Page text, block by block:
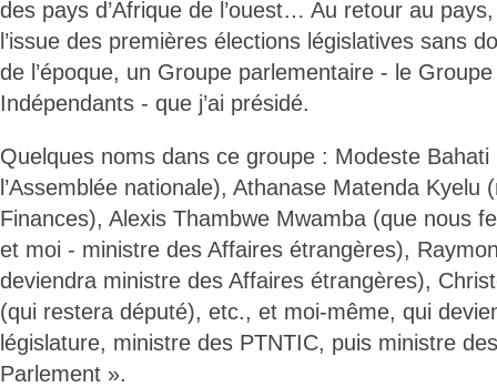
des pays d’Afrique de l’ouest… Au retour au
l’issue des premières élections législatives sans
de l’époque, un Groupe parlementaire - le
Indépendants - que j’ai présidé.
Quelques noms dans ce groupe : Modeste Bahati
l’Assemblée nationale), Athanase Matenda Kyelu
Finances), Alexis Thambwe Mwamba (que nous
et moi - ministre des Affaires étrangères),
deviendra ministre des Affaires étrangères),
(qui restera député), etc., et moi-même, qui
législature, ministre des PTNTIC, puis ministre
Parlement ».